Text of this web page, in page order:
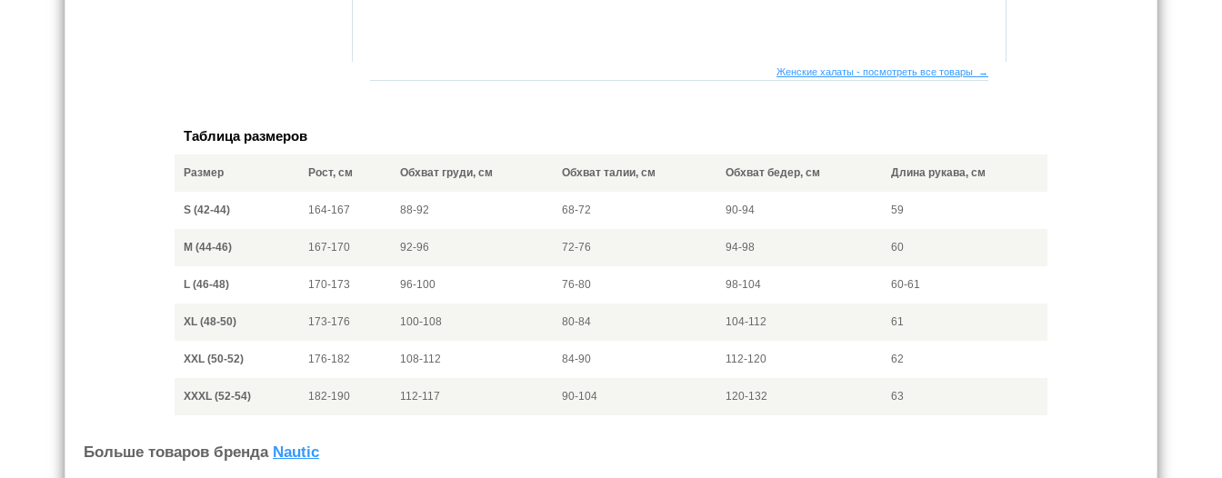
Женские халаты - посмотреть все товары →
Таблица размеров
Размер Рост, см Обхват груди, см Обхват талии, см Обхват бедер, см Длина рукава, см
S (42-44) 164-167 88-92 68-72 90-94 59
M (44-46) 167-170 92-96 72-76 94-98 60
L (46-48) 170-173 96-100 76-80 98-104 60-61
XL (48-50) 173-176 100-108 80-84 104-112 61
XXL (50-52) 176-182 108-112 84-90 112-120 62
XXXL (52-54) 182-190 112-117 90-104 120-132 63
Больше товаров бренда Nautic